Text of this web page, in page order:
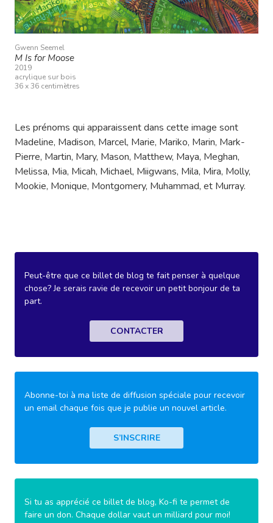
Gwenn Seemel
M Is for Moose
2019
acrylique sur bois
36 x 36 centimètres
Les prénoms qui apparaissent dans cette image sont
Madeline, Madison, Marcel, Marie, Mariko, Marin, Mark-
Pierre, Martin, Mary, Mason, Matthew, Maya, Meghan,
Melissa, Mia, Micah, Michael, Miigwans, Mila, Mira, Molly,
Mookie, Monique, Montgomery, Muhammad, et Murray.
Peut-être que ce billet de blog te fait penser à quelque
chose? Je serais ravie de recevoir un petit bonjour de ta
part.
CONTACTER
Abonne-toi à ma liste de diffusion spéciale pour recevoir
un email chaque fois que je publie un nouvel article.
S’INSCRIRE
Si tu as apprécié ce billet de blog, Ko-fi te permet de
faire un don. Chaque dollar vaut un milliard pour moi!